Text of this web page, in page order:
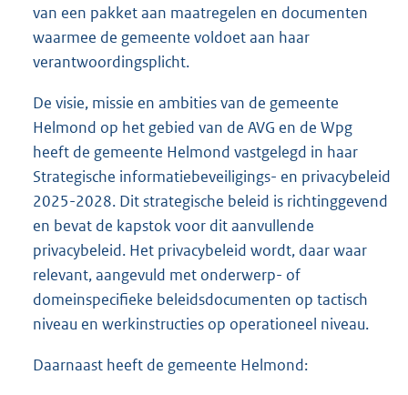
van een pakket aan maatregelen en documenten
waarmee de gemeente voldoet aan haar
verantwoordingsplicht.
De visie, missie en ambities van de gemeente
Helmond op het gebied van de AVG en de Wpg
heeft de gemeente Helmond vastgelegd in haar
Strategische informatiebeveiligings- en privacybeleid
2025-2028. Dit strategische beleid is richtinggevend
en bevat de kapstok voor dit aanvullende
privacybeleid. Het privacybeleid wordt, daar waar
relevant, aangevuld met onderwerp- of
domeinspecifieke beleidsdocumenten op tactisch
niveau en werkinstructies op operationeel niveau.
Daarnaast heeft de gemeente Helmond: